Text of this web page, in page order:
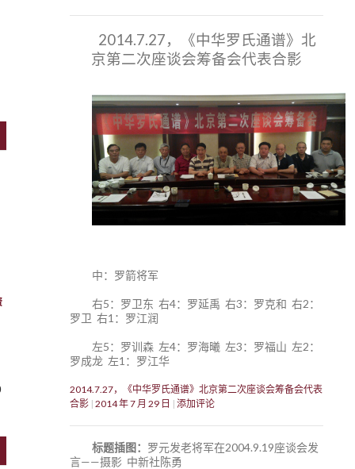
2014.7.27，《中华罗氏通谱》北
京第二次座谈会筹备会代表合影
中：罗箭将军
右5：罗卫东 右4：罗延禹 右3：罗克和 右2：
罗卫 右1：罗江润
左5：罗训森 左4：罗海曦 左3：罗福山 左2：
罗成龙 左1：罗江华
2014.7.27，《中华罗氏通谱》北京第二次座谈会筹备会代表
合影 2014 年 7 月 29 日 添加评论
标题插图： 罗元发老将军在2004.9.19座谈会发
言——摄影 中新社陈勇